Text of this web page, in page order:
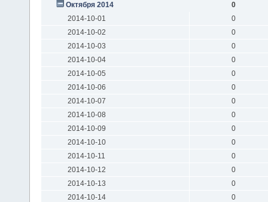
Октября 2014
0
2014-10-01
0
2014-10-02
0
2014-10-03
0
2014-10-04
0
2014-10-05
0
2014-10-06
0
2014-10-07
0
2014-10-08
0
2014-10-09
0
2014-10-10
0
2014-10-11
0
2014-10-12
0
2014-10-13
0
2014-10-14
0